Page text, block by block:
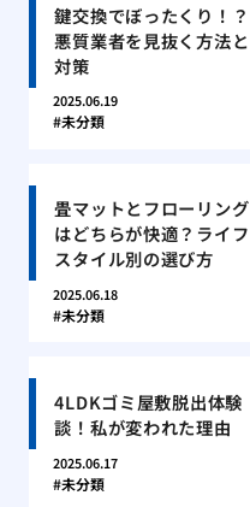
鍵交換でぼったくり！？
悪質業者を見抜く方法と
対策
2025.06.19
未分類
畳マットとフローリング
はどちらが快適？ライフ
スタイル別の選び方
2025.06.18
未分類
4LDKゴミ屋敷脱出体験
談！私が変われた理由
2025.06.17
未分類